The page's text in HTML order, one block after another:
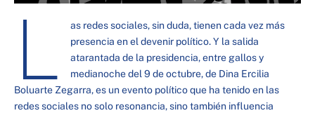
L
as redes sociales, sin duda, tienen cada vez más
presencia en el devenir político. Y la salida
atarantada de la presidencia, entre gallos y
medianoche del 9 de octubre, de Dina Ercilia
Boluarte Zegarra, es un evento político que ha tenido en las
redes sociales no solo resonancia, sino también influencia